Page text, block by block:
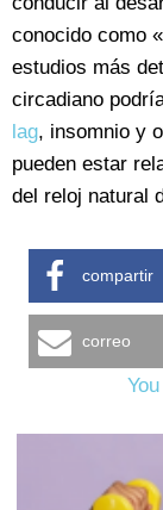
conocido como
estudios más
circadiano
lag, insomnio y
pueden estar
del reloj natural
compartir
correo